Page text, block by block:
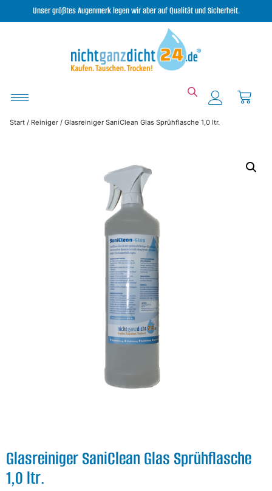
Unser größtes Augenmerk legen wir aber auf Qualität und Sicherheit.
Start / Reiniger / Glasreiniger SaniClean Glas Sprühflasche 1,0 ltr.
Glasreiniger SaniClean Glas Sprühflasche
1,0 ltr.